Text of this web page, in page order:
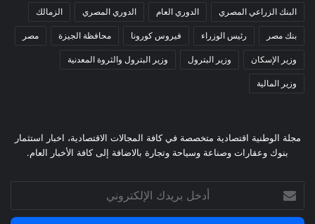
البنك الزراعي المصري الدوري العام الدوري المصري الزمالك
بنك مصر رئيس الوزراء فيروس كورونا محافظة الجيزة مصر
وزير الإسكان وزير البترول وزير البترول والثروة المعدنية
وزير المالية
مجلة الوطنية اقتصادية متخصصة في كافة المجالات الاقتصادية، اخبار استثمار
بنوك وعقارات وصناعة وسياحة وتجارة بالاضافة إلى كافة الأخبار العام.
بريدك
الإلكتروني